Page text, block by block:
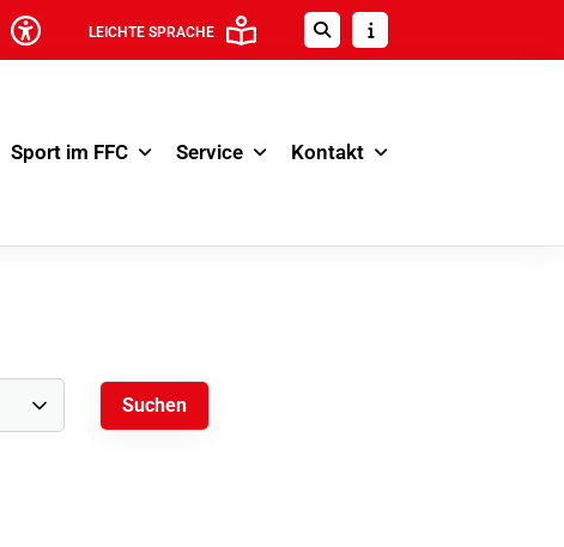
LEICHTE SPRACHE
Sport im FFC Service Kontakt